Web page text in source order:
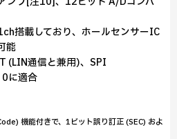
搭載しており、ホールセンサーIC
能
(LIN通信と兼用)、SPI
に適合
機能付きで、1ビット誤り訂正 (SEC) およ